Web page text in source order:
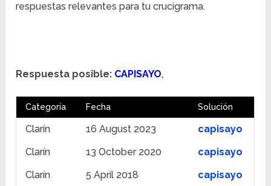
respuestas relevantes para tu crucigrama.
Respuesta posible: CAPISAYO,
Categoría Fecha Solución
Clarín 16 August 2023
capisayo
Clarín
13 October 2020
capisayo
Clarín
5 April 2018
capisayo